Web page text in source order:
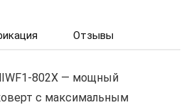
Отзывы
802X — мощный
с максимальным